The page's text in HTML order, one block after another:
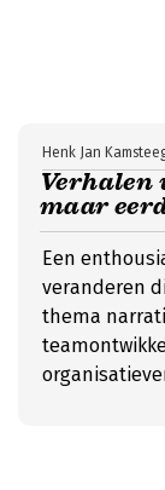
Verhalen
maar
Henk Jan
Een
veranderen
thema